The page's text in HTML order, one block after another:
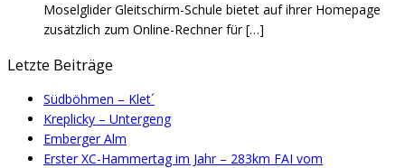
Moselglider Gleitschirm-Schule bietet auf ihrer Homepage
zusätzlich zum Online-Rechner für[…]
Letzte Beiträge
Südböhmen – Klet´
Kreplicky – Untergeng
Emberger Alm
Erster XC-Hammertag im Jahr – 283km FAI vom